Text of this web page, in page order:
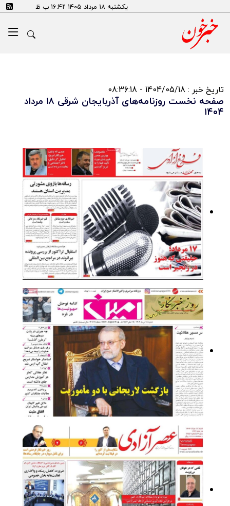
یکشنبه ۱۸ مرداد ۱۴۰۵ ۱۶:۴۲ ب ظ
تاریخ خبر : 1404/05/18 - 08:36:18
صفحه نخست روزنامه‌های آذربایجان شرقی ۱۸ مرداد
۱۴۰۴